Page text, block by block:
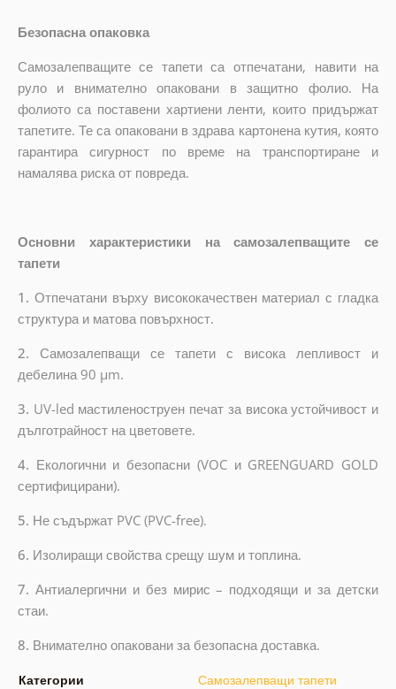
Безопасна опаковка
Самозалепващите се тапети са отпечатани, навити на
руло и внимателно опаковани в защитно фолио. На
фолиото са поставени хартиени ленти, които придържат
тапетите. Те са опаковани в здрава картонена кутия, която
гарантира сигурност по време на транспортиране и
намалява риска от повреда.
Основни характеристики на самозалепващите се
тапети
1. Отпечатани върху висококачествен материал с гладка
структура и матова повърхност.
2. Самозалепващи се тапети с висока лепливост и
дебелина 90 µm.
3. UV-led мастиленоструен печат за висока устойчивост и
дълготрайност на цветовете.
4. Екологични и безопасни (VOC и GREENGUARD GOLD
сертифицирани).
5. Не съдържат PVC (PVC-free).
6. Изолиращи свойства срещу шум и топлина.
7. Антиалергични и без мирис – подходящи и за детски
стаи.
8. Внимателно опаковани за безопасна доставка.
Категории Самозалепващи тапети